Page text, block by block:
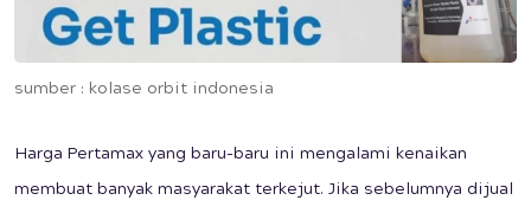
sumber : kolase orbit indonesia
Harga Pertamax yang baru-baru ini mengalami kenaikan
membuat banyak masyarakat terkejut. Jika sebelumnya dijual